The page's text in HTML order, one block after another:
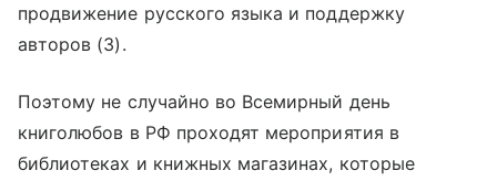
продвижение русского языка и поддержку
авторов (3).
Поэтому не случайно во Всемирный день
книголюбов в РФ проходят мероприятия в
библиотеках и книжных магазинах, которые